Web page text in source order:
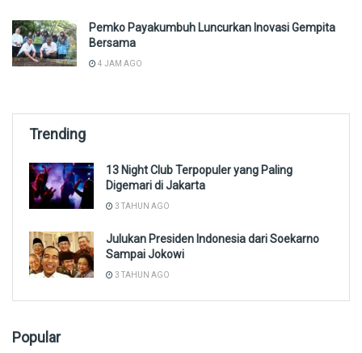
Pemko Payakumbuh Luncurkan Inovasi Gempita
Bersama
4 JAM AGO
Trending
13 Night Club Terpopuler yang Paling
Digemari di Jakarta
3 TAHUN AGO
Julukan Presiden Indonesia dari Soekarno
Sampai Jokowi
3 TAHUN AGO
Popular